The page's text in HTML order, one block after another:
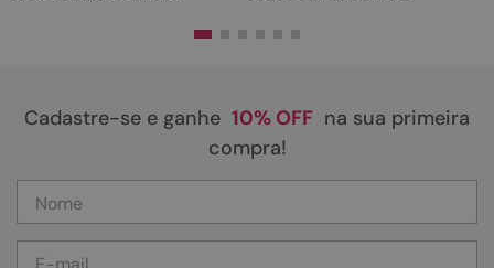
Cadastre-se e ganhe 10% OFF na sua primeira
compra!